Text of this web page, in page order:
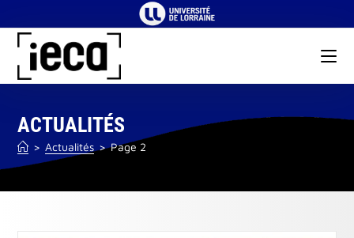
content
ACTUALITÉS
> Actualités > Page 2